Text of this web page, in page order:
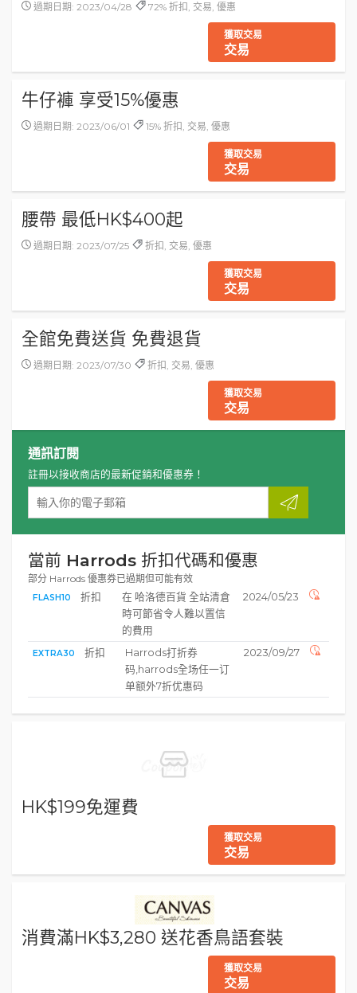
過期日期: 2023/04/28 72% 折扣, 交易, 優惠
獲取交易
交易
牛仔褲 享受15%優惠
過期日期: 2023/06/01 15% 折扣, 交易, 優惠
獲取交易
交易
腰帶 最低HK$400起
過期日期: 2023/07/25 折扣, 交易, 優惠
獲取交易
交易
全館免費送貨 免費退貨
過期日期: 2023/07/30 折扣, 交易, 優惠
獲取交易
交易
通訊訂閱
註冊以接收商店的最新促銷和優惠券！
當前 Harrods 折扣代碼和優惠
部分 Harrods 優惠券已過期但可能有效
FLASH10 折扣
在 哈洛德百貨 全站清倉
時可節省令人難以置信
的費用
2024/05/23
EXTRA30 折扣
Harrods打折券
码,harrods全场任一订
单额外7折优惠码
2023/09/27
HK$199免運費
獲取交易
交易
消費滿HK$3,280 送花香鳥語套裝
獲取交易
交易